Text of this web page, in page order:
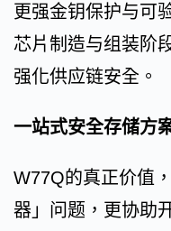
更强金钥保护与可
芯片制造与组装阶
强化供应链安全。
一站式安全存储方
W77Q的真正价值
器」问题，更协助